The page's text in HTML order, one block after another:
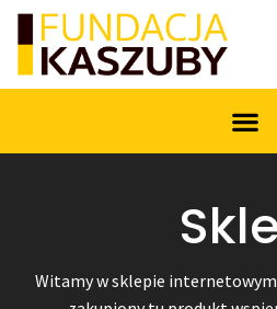
Witamy w sklepie internetowym